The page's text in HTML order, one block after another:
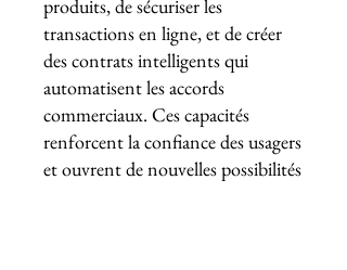
produits, de sécuriser les
transactions en ligne, et de créer
des contrats intelligents qui
automatisent les accords
commerciaux. Ces capacités
renforcent la confiance des usagers
et ouvrent de nouvelles possibilités